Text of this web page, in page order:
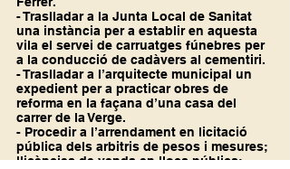
- Traslladar a la Junta Local de Sanitat
una instància per a establir en aquesta
vila el servei de carruatges fúnebres per
a la conducció de cadàvers al cementiri.
- Traslladar a l’arquitecte municipal un
expedient per a practicar obres de
reforma en la façana d’una casa del
carrer de la Verge.
- Procedir a l’arrendament en licitació
pública dels arbitris de pesos i mesures;
llicències de venda en llocs públics;